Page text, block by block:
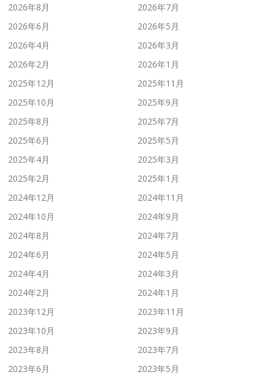
2026年8月
2026年7月
2026年6月
2026年5月
2026年4月
2026年3月
2026年2月
2026年1月
2025年12月
2025年11月
2025年10月
2025年9月
2025年8月
2025年7月
2025年6月
2025年5月
2025年4月
2025年3月
2025年2月
2025年1月
2024年12月
2024年11月
2024年10月
2024年9月
2024年8月
2024年7月
2024年6月
2024年5月
2024年4月
2024年3月
2024年2月
2024年1月
2023年12月
2023年11月
2023年10月
2023年9月
2023年8月
2023年7月
2023年6月
2023年5月